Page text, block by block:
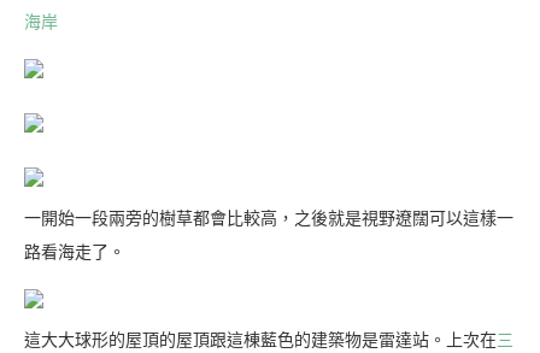
海岸
一開始一段兩旁的樹草都會比較高，之後就是視野遼闊可以這樣一
路看海走了。
這大大球形的屋頂的屋頂跟這棟藍色的建築物是雷達站。上次在三